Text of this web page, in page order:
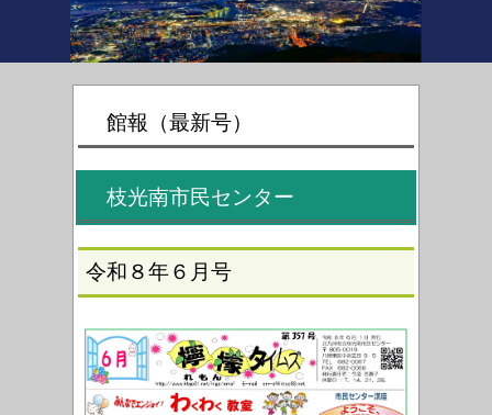
館報（最新号）
枝光南市民センター
令和８年６月号